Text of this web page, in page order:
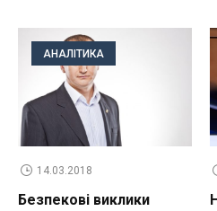
АНАЛІТИКА
14.03.2018
Безпекові виклики